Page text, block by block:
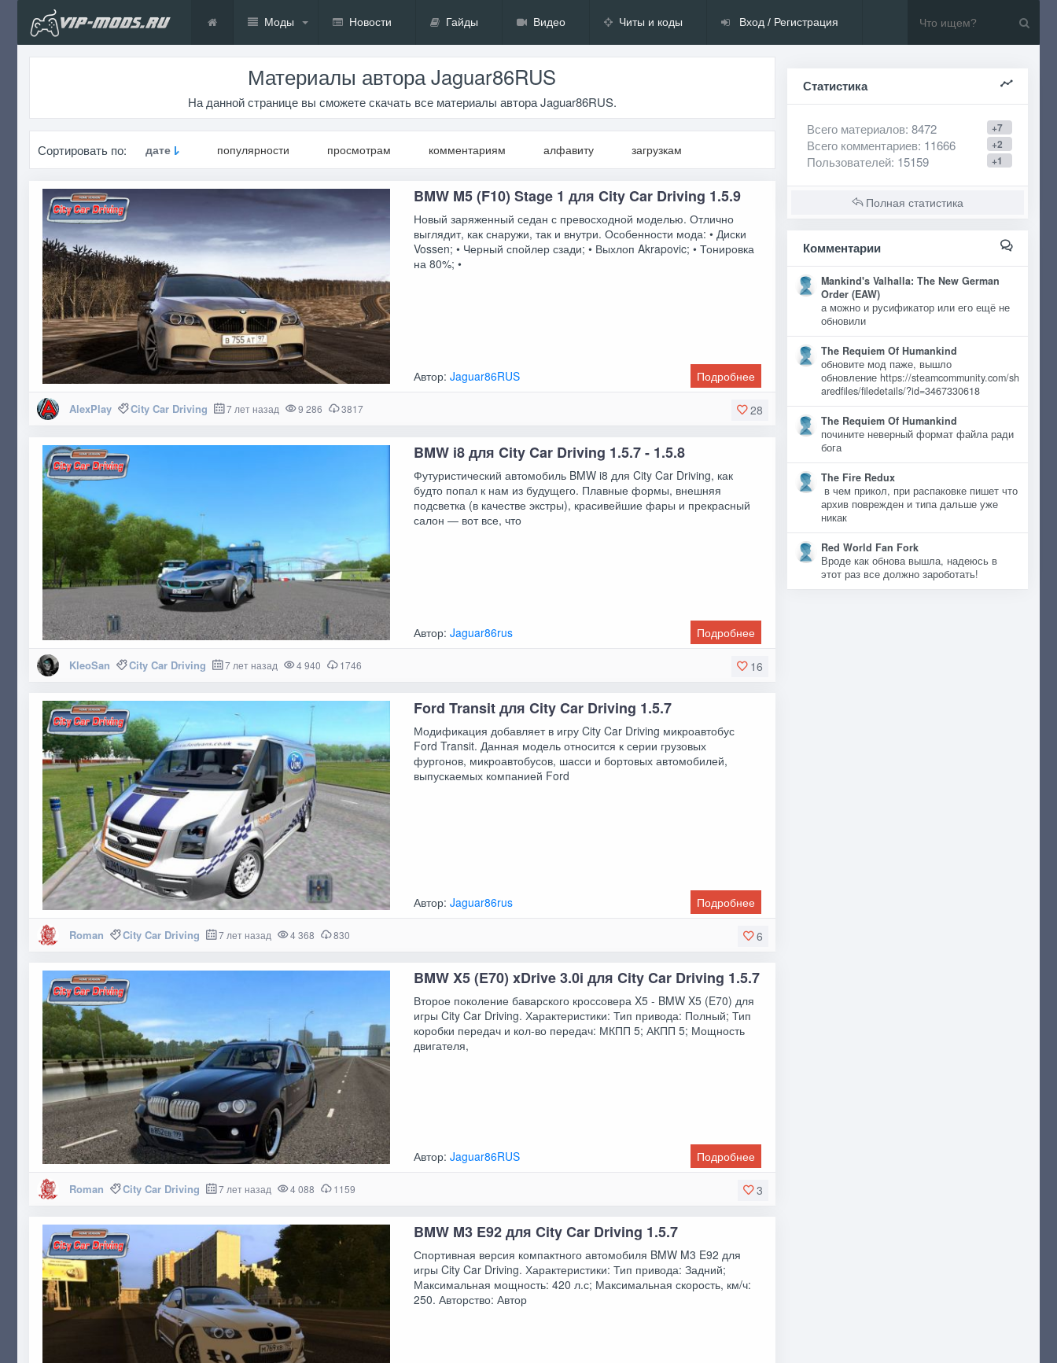
Моды Новости Гайды Видео Читы и коды Вход / Регистрация
Материалы автора Jaguar86RUS
На данной странице вы сможете скачать все материалы автора Jaguar86RUS.
Сортировать по: дате популярности просмотрам комментариям алфавиту загрузкам
BMW M5 (F10) Stage 1 для City Car Driving 1.5.9
Новый заряженный седан с превосходной моделью. Отлично
выглядит, как снаружи, так и внутри. Особенности мода: • Диски
Vossen; • Черный спойлер сзади; • Выхлоп Akrapovic; • Тонировка
на 80%; •
Автор:Jaguar86RUS Подробнее
28
AlexPlay City Car Driving 7 лет назад 9 286 3817
BMW i8 для City Car Driving 1.5.7 - 1.5.8
Футуристический автомобиль BMW i8 для City Car Driving, как
будто попал к нам из будущего. Плавные формы, внешняя
подсветка (в качестве экстры), красивейшие фары и прекрасный
салон — вот все, что
Автор:Jaguar86rus Подробнее
16
KleoSan City Car Driving 7 лет назад 4 940 1746
Ford Transit для City Car Driving 1.5.7
Модификация добавляет в игру City Car Driving микроавтобус
Ford Transit. Данная модель относится к серии грузовых
фургонов, микроавтобусов, шасси и бортовых автомобилей,
выпускаемых компанией Ford
Автор:Jaguar86rus Подробнее
6
Roman City Car Driving 7 лет назад 4 368 830
BMW X5 (E70) xDrive 3.0i для City Car Driving 1.5.7
Второе поколение баварского кроссовера X5 - BMW X5 (E70) для
игры City Car Driving. Характеристики: Тип привода: Полный; Тип
коробки передач и кол-во передач: МКПП 5; АКПП 5; Мощность
двигателя,
Автор:Jaguar86RUS Подробнее
3
Roman City Car Driving 7 лет назад 4 088 1159
BMW M3 E92 для City Car Driving 1.5.7
Спортивная версия компактного автомобиля BMW M3 E92 для
игры City Car Driving. Характеристики: Тип привода: Задний;
Максимальная мощность: 420 л.с; Максимальная скорость, км/ч:
250. Авторство: Автор
Статистика
+7
Всего материалов: 8472
+2
Всего комментариев: 11666
+1
Пользователей: 15159
Полная статистика
Комментарии
Mankind's Valhalla: The New German
Order (EAW)
а можно и русификатор или его ещё не
обновили
The Requiem Of Humankind
обновите мод паже, вышло
обновление https://steamcommunity.com/sh
aredfiles/filedetails/?id=3467330618
The Requiem Of Humankind
почините неверный формат файла ради
бога
The Fire Redux
в чем прикол, при распаковке пишет что
архив поврежден и типа дальше уже
никак
Red World Fan Fork
Вроде как обнова вышла, надеюсь в
этот раз все должно зароботать!